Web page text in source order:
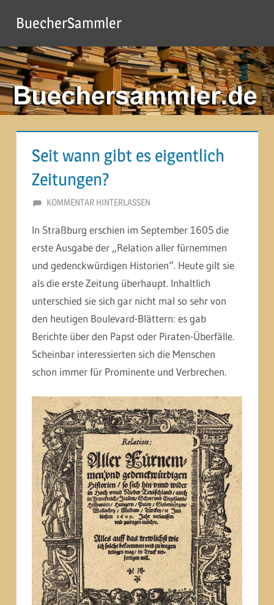
Inhalt
springen
BuecherSammler
Seit wann gibt es eigentlich
Zeitungen?
20. JANUAR 2015
MARTINA BERG
KOMMENTAR HINTERLASSEN
In Straßburg erschien im September 1605 die
erste Ausgabe der „Relation aller fürnemmen
und gedenckwürdigen Historien“. Heute gilt sie
als die erste Zeitung überhaupt. Inhaltlich
unterschied sie sich gar nicht mal so sehr von
den heutigen Boulevard-Blättern: es gab
Berichte über den Papst oder Piraten-Überfälle.
Scheinbar interessierten sich die Menschen
schon immer für Prominente und Verbrechen.